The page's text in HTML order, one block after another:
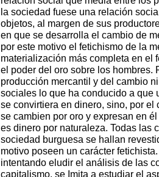
la sociedad fuese una relación
objetos, al margen de sus
en que se desarrolla el cambio de
por este motivo el fetichismo de la
materialización más completa en el
el poder del oro sobre los hombres.
producción mercantil y del cambio
sociales lo que ha conducido a que
se convirtiera en dinero, sino, por
se cambien por oro y expresan en
es dinero por naturaleza. Todas las
sociedad burguesa se hallan
motivo poseen un carácter
intentando eludir el análisis de las
capitalismo, se Imita a estudiar el